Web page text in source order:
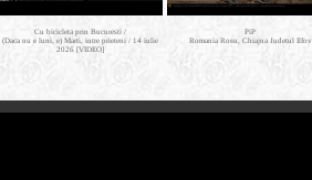
Cu bicicleta prin Bucuresti /
(Daca nu e luni, e) Marti, intre prieteni / 14 iulie
2026 [VIDEO]
PiP
Romania Rosu, Chiajna Judetul Ilfov